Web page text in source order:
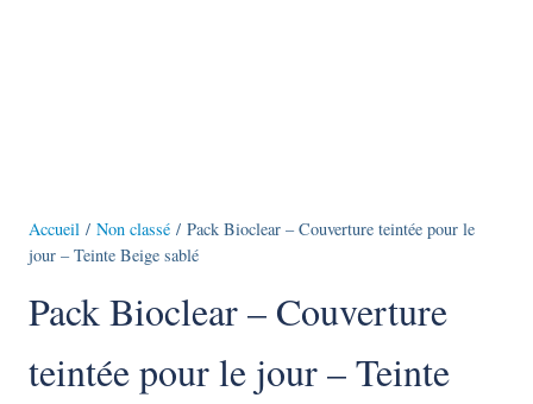
Accueil / Non classé / Pack Bioclear – Couverture teintée pour le
jour – Teinte Beige sablé
Pack Bioclear – Couverture
teintée pour le jour – Teinte